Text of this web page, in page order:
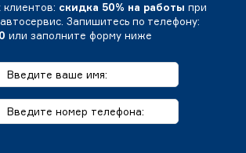
клиентов: скидка 50% на работы при
Запишитесь по телефону:
или заполните форму ниже